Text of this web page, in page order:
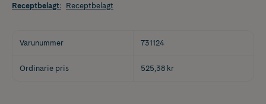
Receptbelagt: Receptbelagt
Varunummer 731124
Ordinarie pris 525,38 kr